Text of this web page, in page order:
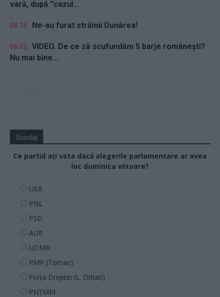
vară, după ”cazul...
08.18 Ne-au furat străinii Dunărea!
06.02 VIDEO. De ce să scufundăm 5 barje românești?
Nu mai bine...
Sondaj
Ce partid ați vota dacă alegerile parlamentare ar avea
loc duminica viitoare?
USR
PNL
PSD
AUR
UDMR
PMP (Tomac)
Forța Dreptei (L. Orban)
PNȚMM